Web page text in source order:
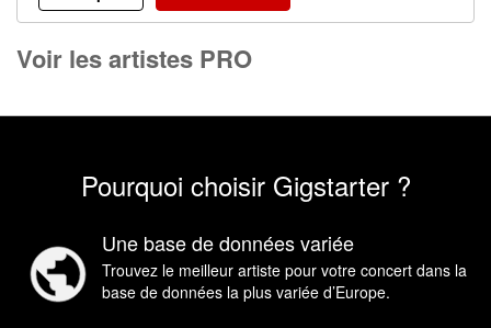
Voir les artistes PRO
Pourquoi choisir Gigstarter ?
Une base de données variée
Trouvez le meilleur artiste pour votre concert dans la
base de données la plus variée d’Europe.